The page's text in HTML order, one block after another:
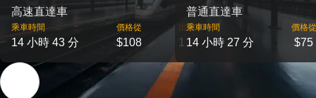
高速直達車
乘車時間
14 小時 43 分
價格從
$108
出發
1
普通直達車
乘車時間
14 小時 27 分
價格從
$75